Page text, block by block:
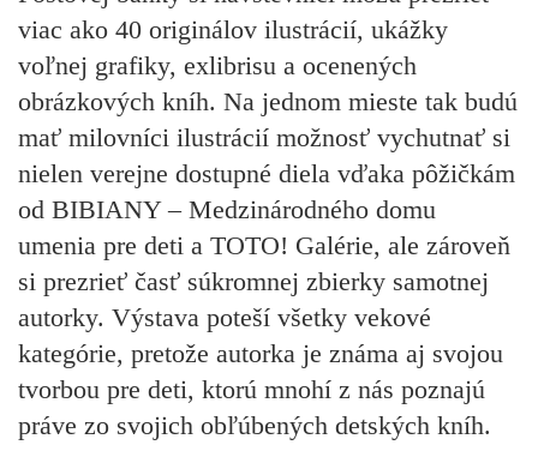
viac ako 40 originálov ilustrácií, ukážky
voľnej grafiky, exlibrisu a ocenených
obrázkových kníh. Na jednom mieste tak budú
mať milovníci ilustrácií možnosť vychutnať si
nielen verejne dostupné diela vďaka pôžičkám
od BIBIANY – Medzinárodného domu
umenia pre deti a TOTO! Galérie, ale zároveň
si prezrieť časť súkromnej zbierky samotnej
autorky. Výstava poteší všetky vekové
kategórie, pretože autorka je známa aj svojou
tvorbou pre deti, ktorú mnohí z nás poznajú
práve zo svojich obľúbených detských kníh.